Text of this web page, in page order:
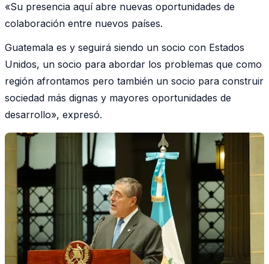
«Su presencia aquí abre nuevas oportunidades de
colaboración entre nuevos países.
Guatemala es y seguirá siendo un socio con Estados
Unidos, un socio para abordar los problemas que como
región afrontamos pero también un socio para construir
sociedad más dignas y mayores oportunidades de
desarrollo», expresó.